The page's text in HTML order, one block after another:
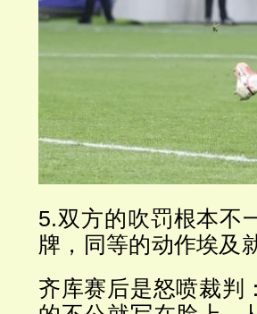
5.双方的吹罚根本不
牌，同等的动作埃及
齐库赛后是怒喷裁判